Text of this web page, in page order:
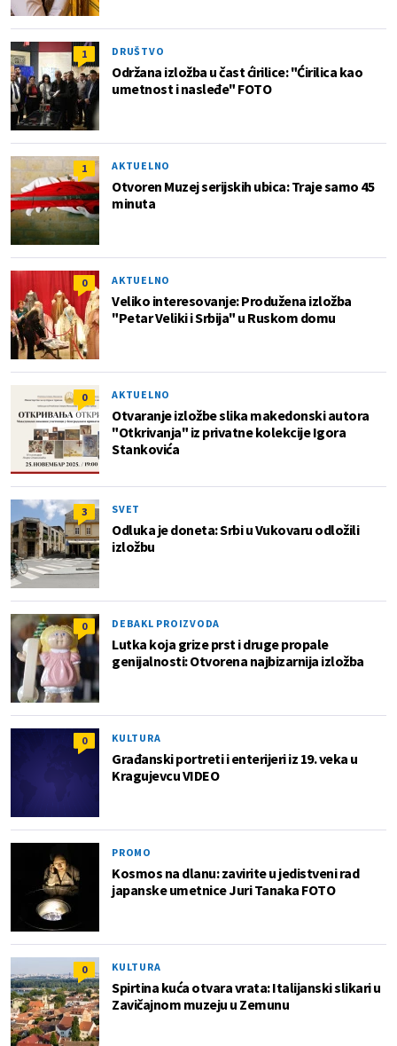
1 DRUŠTVO
Održana izložba u čast ćirilice: "Ćirilica kao
umetnost i nasleđe" FOTO
1 AKTUELNO
Otvoren Muzej serijskih ubica: Traje samo 45
minuta
0 AKTUELNO
Veliko interesovanje: Produžena izložba
"Petar Veliki i Srbija" u Ruskom domu
0 AKTUELNO
Otvaranje izložbe slika makedonski autora
"Otkrivanja" iz privatne kolekcije Igora
Stankovića
3 SVET
Odluka je doneta: Srbi u Vukovaru odložili
izložbu
0 DEBAKL PROIZVODA
Lutka koja grize prst i druge propale
genijalnosti: Otvorena najbizarnija izložba
0 KULTURA
Građanski portreti i enterijeri iz 19. veka u
Kragujevcu VIDEO
PROMO
Kosmos na dlanu: zavirite u jedistveni rad
japanske umetnice Juri Tanaka FOTO
0 KULTURA
Spirtina kuća otvara vrata: Italijanski slikari u
Zavičajnom muzeju u Zemunu